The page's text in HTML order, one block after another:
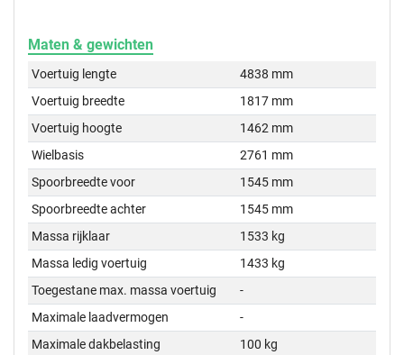
Maten & gewichten
Voertuig lengte
4838 mm
Voertuig breedte
1817 mm
Voertuig hoogte
1462 mm
Wielbasis
2761 mm
Spoorbreedte voor
1545 mm
Spoorbreedte achter
1545 mm
Massa rijklaar
1533 kg
Massa ledig voertuig
1433 kg
Toegestane max. massa voertuig
-
Maximale laadvermogen
-
Maximale dakbelasting
100 kg